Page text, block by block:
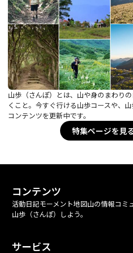
山歩（さんぽ）とは、山や身のまわり
くこと。今すぐ行ける山歩コースや、
コンテンツを更新中です。
特集ページを見
コンテンツ
活動日記モーメント地図山の情報コミ
山歩（さんぽ）しよう。
サービス